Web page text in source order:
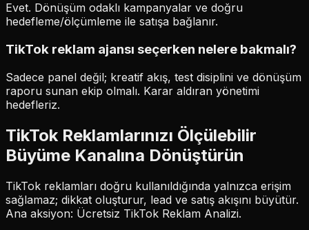
Evet. Dönüşüm odaklı kampanyalar ve doğru
hedefleme/ölçümleme ile satışa bağlanır.
TikTok reklam ajansı seçerken nelere bakmalı?
Sadece panel değil; kreatif akış, test disiplini ve dönüşüm
raporu sunan ekip olmalı. Karar aldıran yönetimi
hedefleriz.
TikTok Reklamlarınızı Ölçülebilir
Büyüme Kanalına Dönüştürün
TikTok reklamları doğru kullanıldığında yalnızca erişim
sağlamaz; dikkat oluşturur, lead ve satış akışını büyütür.
Ana aksiyon: Ücretsiz TikTok Reklam Analizi.